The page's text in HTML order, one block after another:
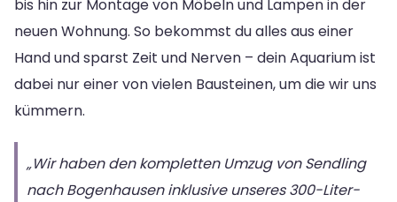
bis hin zur Montage von Möbeln und Lampen in der
neuen Wohnung. So bekommst du alles aus einer
Hand und sparst Zeit und Nerven – dein Aquarium ist
dabei nur einer von vielen Bausteinen, um die wir uns
kümmern.
„Wir haben den kompletten Umzug von Sendling
nach Bogenhausen inklusive unseres 300-Liter-